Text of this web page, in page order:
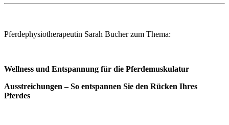
Pferdephysiotherapeutin Sarah Bucher zum Thema:
Wellness und Entspannung für die Pferdemuskulatur
Ausstreichungen – So entspannen Sie den Rücken Ihres
Pferdes